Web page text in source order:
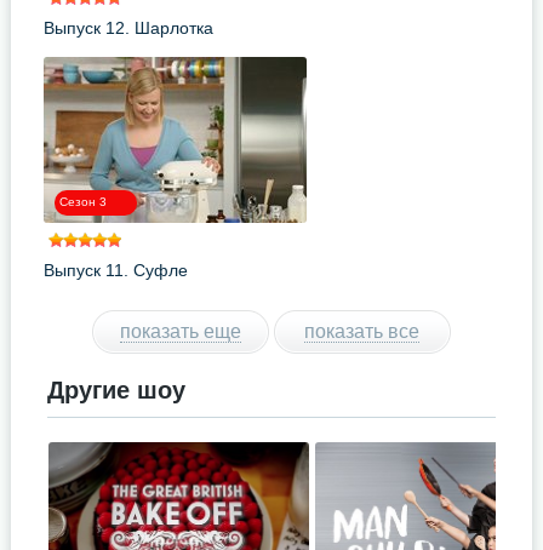
Выпуск 12. Шарлотка
Сезон 3
Выпуск 11. Суфле
показать еще показать все
Другие шоу